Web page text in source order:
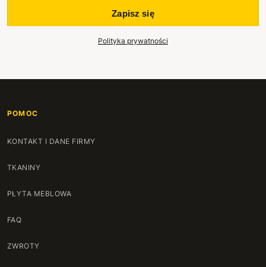
Zapisz się
Polityka prywatności
POMOC
KONTAKT I DANE FIRMY
TKANINY
PŁYTA MEBLOWA
FAQ
ZWROTY